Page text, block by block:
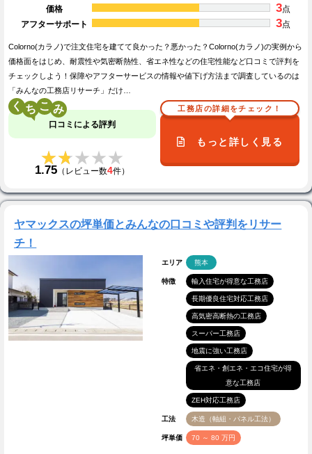
価格
3点
アフターサポート
3点
Colorno(カラノ)で注文住宅を建てて良かった？悪かった？Colorno(カラノ)の実例から
価格面をはじめ、耐震性や気密断熱性、省エネ性などの住宅性能など口コミで評判を
チェックしよう！保障やアフターサービスの情報や値下げ方法まで調査しているのは
「みんなの工務店リサーチ」だけ…
く こ
口コミによる評判
★★★★★
★★★★★
1.75 （レビュー数4件）
工務店の詳細をチェック！
もっと詳しく見る
ヤマックスの坪単価とみんなの口コミや評判をリサー
チ！
エリア 熊本
特徴 輸入住宅が得意な工務店
長期優良住宅対応工務店
高気密高断熱の工務店
スーパー工務店
地震に強い工務店
省エネ・創エネ・エコ住宅が得
意な工務店
ZEH対応工務店
工法 木造（軸組・パネル工法）
坪単価 70 ～ 80 万円